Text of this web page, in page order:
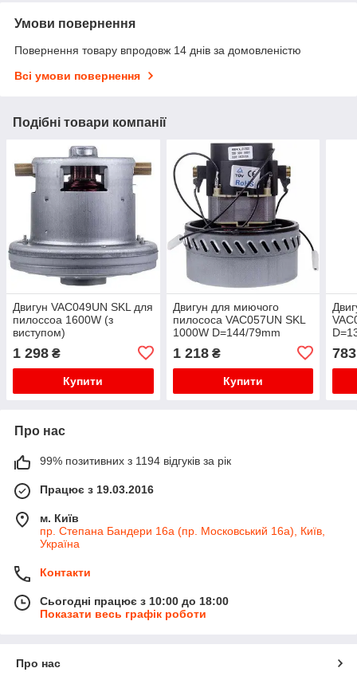
Умови повернення
Повернення товару впродовж 14 днів за домовленістю
Всі умови повернення
Подібні товари компанії
Двигун VAC049UN SKL для
пилоссоа 1600W (з
виступом)
1 298 ₴
Купити
Двигун для миючого
пилососа VAC057UN SKL
1000W D=144/79mm
1 218₴
Купити
783
Про нас
99% позитивних з 1194 відгуків за рік
Працює з 19.03.2016
м. Київ
пр. Степана Бандери 16а (пр. Московський 16а), Київ,
Україна
Контакти
Сьогодні працює з 10:00 до 18:00
Показати весь графік роботи
Про нас